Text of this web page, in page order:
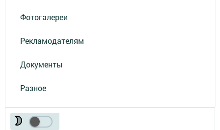
Фотогалереи
Рекламодателям
Документы
Разное